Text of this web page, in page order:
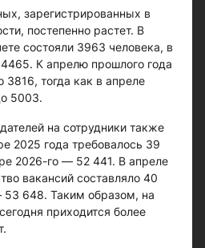
зарегистрированных в
постепенно растет. В
состояли 3963 человека, в
К апрелю прошлого года
3816, тогда как в апреле
5003.
на сотрудники также
2025 года требовалось 39
2026-го — 52 441. В апреле
вакансий составляло 40
53 648. Таким образом, на
приходится более